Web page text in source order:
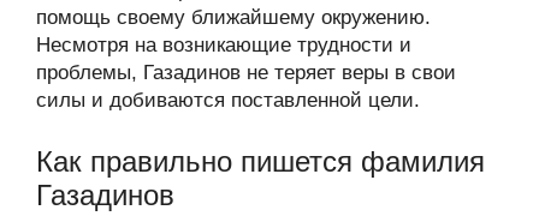
помощь своему ближайшему окружению.
Несмотря на возникающие трудности и
проблемы, Газадинов не теряет веры в свои
силы и добиваются поставленной цели.
Как правильно пишется фамилия
Газадинов